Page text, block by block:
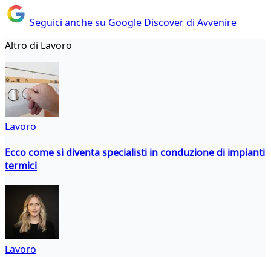
Seguici anche su Google Discover di Avvenire
Altro di Lavoro
Lavoro
Ecco come si diventa specialisti in conduzione di impianti
termici
Lavoro